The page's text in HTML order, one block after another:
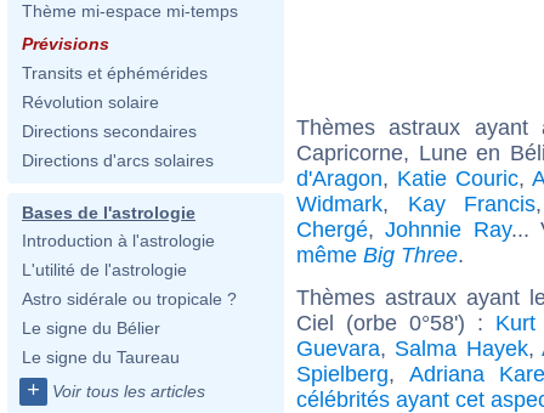
Thème mi-espace mi-temps
Prévisions
Transits et éphémérides
Révolution solaire
Directions secondaires
Directions d'arcs solaires
Bases de l'astrologie
Introduction à l'astrologie
L'utilité de l'astrologie
Astro sidérale ou tropicale ?
Le signe du Bélier
Le signe du Taureau
+ Voir tous les articles
Thèmes astraux
Capricorne, Lune en
d'Aragon, Katie Couric,
Widmark, Kay Francis
Chergé,Johnnie Ray...
même Big Three.
Thèmes astraux ayant
Ciel (orbe 0°58') : Kurt
Guevara, Salma Hayek,
Spielberg, Adriana
célébrités ayant cet